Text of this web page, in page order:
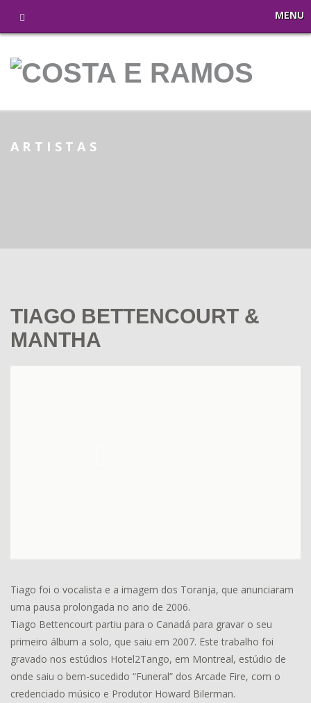
MENU
ARTISTAS
TIAGO BETTENCOURT &
MANTHA
Tiago foi o vocalista e a imagem dos Toranja, que anunciaram
uma pausa prolongada no ano de 2006.
Tiago Bettencourt partiu para o Canadá para gravar o seu
primeiro álbum a solo, que saiu em 2007. Este trabalho foi
gravado nos estúdios Hotel2Tango, em Montreal, estúdio de
onde saiu o bem-sucedido “Funeral” dos Arcade Fire, com o
credenciado músico e Produtor Howard Bilerman.